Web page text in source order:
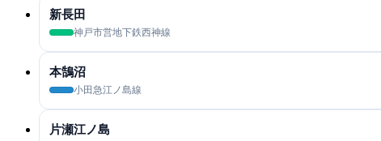
新長田
神戸市営地下鉄西神線
本鵠沼
小田急江ノ島線
片瀬江ノ島